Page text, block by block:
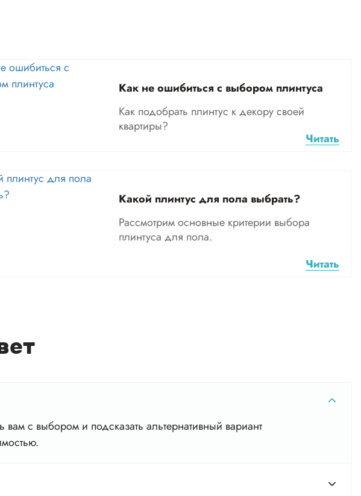
Как не ошибиться с выбором плинтуса
Как подобрать плинтус к декору своей
квартиры?
Читать
Какой плинтус для пола выбрать?
Рассмотрим основные критерии выбора
плинтуса для пола.
Читать
с выбором и подсказать альтернативный вариант